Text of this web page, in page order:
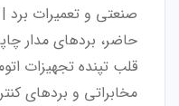
قلب تپنده تجهیزات
مخابراتی و بردهای